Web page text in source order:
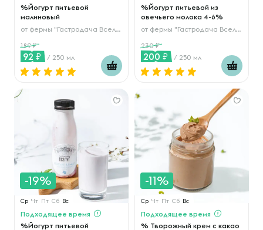
%Йогурт питьевой
малиновый
от фермы "Гастродача Вселуг"
189
92 / 250 мл
%Йогурт питьевой из
овечьего молока 4-6%
от фермы "Гастродача Вселуг"
230
200 / 250 мл
-19%
Ср Чт Пт Сб Вс
Подходящее время
%Йогурт питьевой
-11%
Ср Чт Пт Сб Вс
Подходящее время
% Творожный крем с какао